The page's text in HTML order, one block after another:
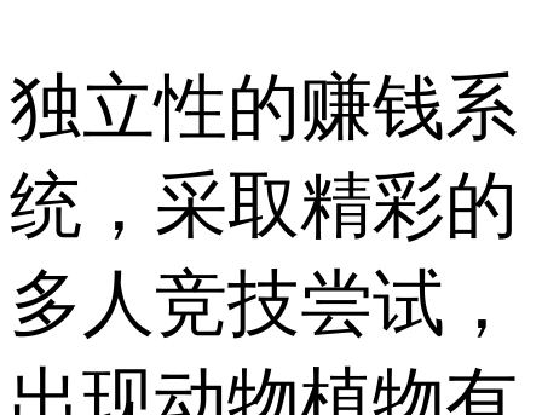
独立性的赚钱系
统，采取精彩的
多人竞技尝试，